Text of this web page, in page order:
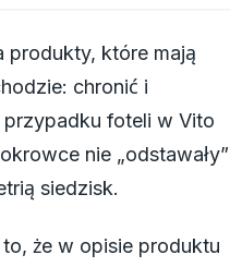
produkty, które mają
chronić i
foteli w Vito
nie „odstawały”
siedzisk.
że w opisie produktu